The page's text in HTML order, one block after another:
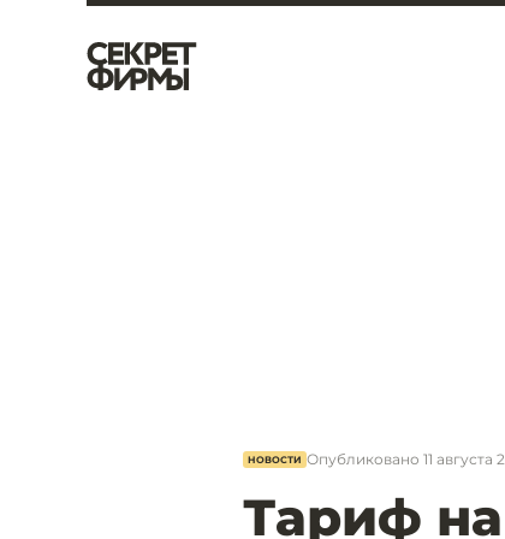
НОВОСТИ Опубликовано 11 августа
Тариф